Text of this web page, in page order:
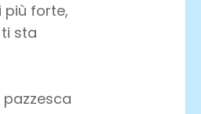
più forte,
sta